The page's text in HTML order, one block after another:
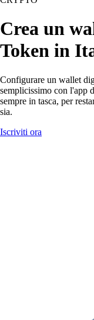
Crea un
Token in
Configurare un wallet
semplicissimo con l'app
sempre in tasca, per
sia.
Iscriviti ora